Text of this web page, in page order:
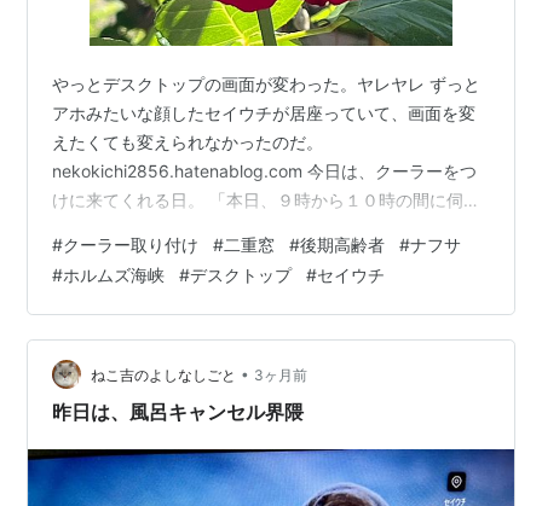
やっとデスクトップの画面が変わった。ヤレヤレ ずっと
アホみたいな顔したセイウチが居座っていて、画面を変
えたくても変えられなかったのだ。
nekokichi2856.hatenablog.com 今日は、クーラーをつ
けに来てくれる日。 「本日、９時から１０時の間に伺い
アコン２０２７年問題」を知ったのは、二重窓の工事の
事を調べていた頃かな。 二重窓を取り付けて補助金をも
らって、そのお金で息子の部屋のクーラーを取り替えよ
うと思った。 息子の部屋のクーラーは、息子が高校２年
のときに大学受験に備えてつけた。 もう２６年も経つ。
今は息子の部屋の住人にな…
#クーラー取り付け #二重窓 #後期高齢者 #ナフサ
#ホルムズ海峡 #デスクトップ #セイウチ
ねこ吉のよしなしごと • 3ヶ月前
昨日は、風呂キャンセル界隈